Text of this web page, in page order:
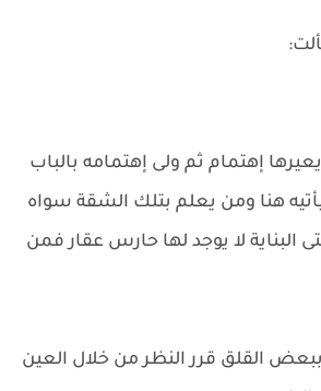
إهتمام ثم ولى إهتمامه بالباب
هنا ومن يعلم بتلك الشقة سواه
البناية لا يوجد لها حارس عقار فمن
القلق قرر النظر من خلال العين